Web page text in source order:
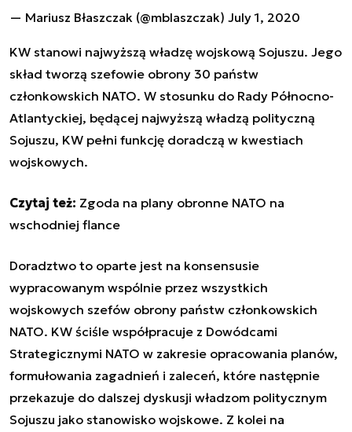
— Mariusz Błaszczak (@mblaszczak) July 1, 2020
KW stanowi najwyższą władzę wojskową Sojuszu. Jego
skład tworzą szefowie obrony 30 państw
członkowskich NATO. W stosunku do Rady Północno-
Atlantyckiej, będącej najwyższą władzą polityczną
Sojuszu, KW pełni funkcję doradczą w kwestiach
wojskowych.
Czytaj też: Zgoda na plany obronne NATO na
wschodniej flance
Doradztwo to oparte jest na konsensusie
wypracowanym wspólnie przez wszystkich
wojskowych szefów obrony państw członkowskich
NATO. KW ściśle współpracuje z Dowódcami
Strategicznymi NATO w zakresie opracowania planów,
formułowania zagadnień i zaleceń, które następnie
przekazuje do dalszej dyskusji władzom politycznym
Sojuszu jako stanowisko wojskowe. Z kolei na